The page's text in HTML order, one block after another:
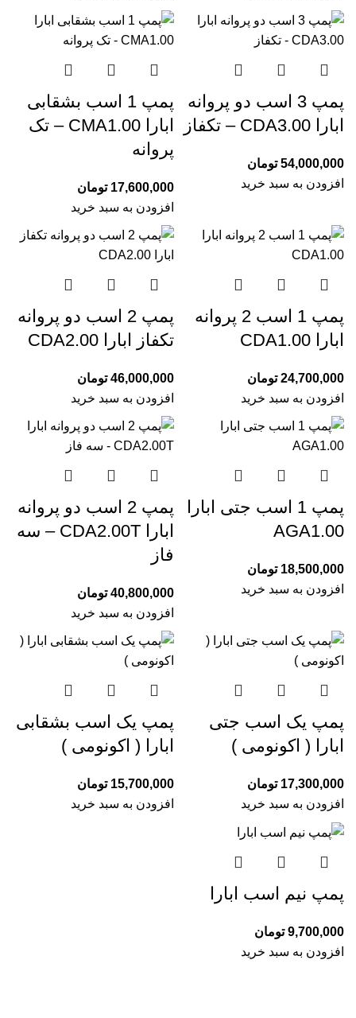
پمپ 3 اسب دو پروانه
ابارا CDA3.00 – تکفاز
54,000,000 تومان
افزودن به سبد خرید
پمپ 1 اسب بشقابی
ابارا CMA1.00 – تک
پروانه
17,600,000 تومان
افزودن به سبد خرید
پمپ 1 اسب 2 پروانه
ابارا CDA1.00
24,700,000 تومان
افزودن به سبد خرید
پمپ 2 اسب دو پروانه
تکفاز ابارا CDA2.00
46,000,000 تومان
افزودن به سبد خرید
پمپ 1 اسب جتی ابارا
AGA1.00
18,500,000 تومان
افزودن به سبد خرید
پمپ 2 اسب دو پروانه
ابارا CDA2.00T – سه
فاز
40,800,000 تومان
افزودن به سبد خرید
پمپ یک اسب جتی
ابارا ( اکونومی )
17,300,000 تومان
افزودن به سبد خرید
پمپ یک اسب بشقابی
ابارا ( اکونومی )
15,700,000 تومان
افزودن به سبد خرید
پمپ نیم اسب ابارا
9,700,000 تومان
افزودن به سبد خرید